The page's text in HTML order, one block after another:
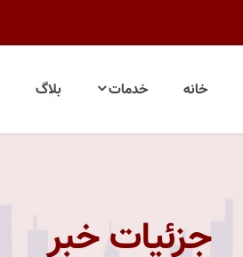
خانه خدمات بلاگ
جزئیات خبر